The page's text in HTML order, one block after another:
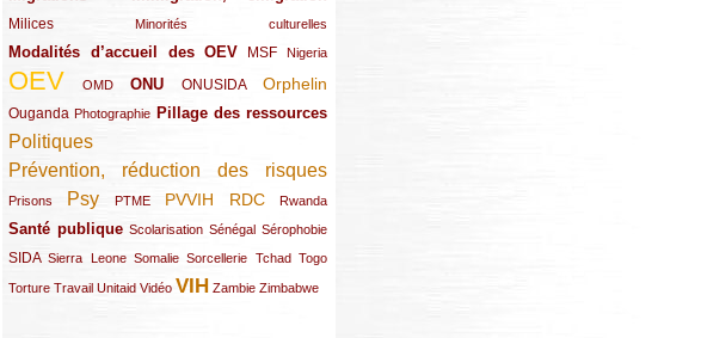
Milices
(34/289) Minorités culturelles
(15/289)
Modalités d’accueil des OEV
(58/289) MSF
(54/289) Nigeria
(27/289)
OEV
(269/289) OMD
(26/289) ONU
(58/289) ONUSIDA
(44/289) Orphelin
(112/289)
Ouganda
(29/289) Photographie
(27/289) Pillage des ressources
(77/289)
Politiques
(120/289)
Prévention, réduction des risques
(131/289)
Prisons
(22/289) Psy
(119/289) PTME
(12/289) PVVIH
(111/289) RDC
(104/289) Rwanda
(23/289)
Santé publique
(59/289) Scolarisation
(9/289) Sénégal
(13/289) Sérophobie
(19/289)
SIDA
(29/289)Sierra Leone
(13/289) Somalie
(12/289) Sorcellerie
(19/289) Tchad
(10/289) Togo
(15/289)
Torture
(17/289)Travail
(21/289) Unitaid
(26/289) Vidéo
(23/289) VIH
(154/289) Zambie
(12/289) Zimbabwe
(21/289)